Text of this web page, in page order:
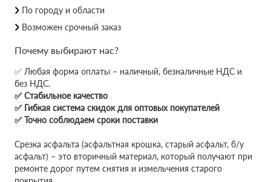
По городу и области
Возможен срочный заказ
Почему выбирают нас?
✅ Любая форма оплаты – наличный, безналичные НДС и
без НДС.
✅ Стабильное качество
✅ Гибкая система скидок для оптовых покупателей
✅ Точно соблюдаем сроки поставки
Срезка асфальта (асфальтная крошка, старый асфальт, б/у
асфальт) – это вторичный материал, который получают при
ремонте дорог путем снятия и измельчения старого